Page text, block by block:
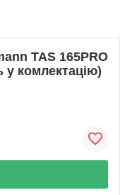
TAS 165PRO
у комлектацію)